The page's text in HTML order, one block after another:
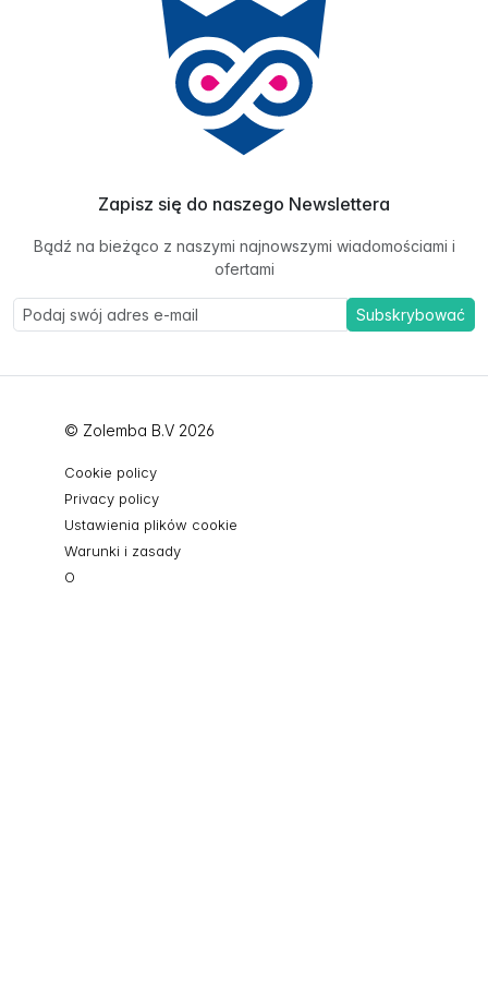
Zapisz się do naszego Newslettera
Bądź na bieżąco z naszymi najnowszymi wiadomościami i
ofertami
Subskrybować
© Zolemba B.V 2026
Cookie policy
Privacy policy
Ustawienia plików cookie
Warunki i zasady
O